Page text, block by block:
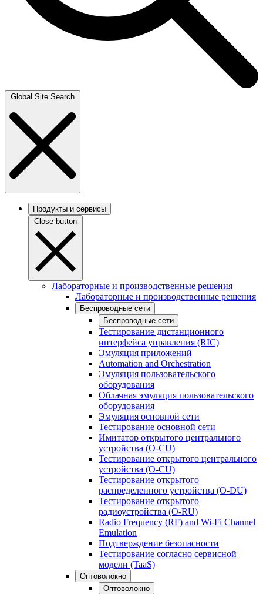
Global Site Search
Продукты и сервисы
Close button
Лабораторные и производственные решения
Лабораторные и производственные решения
Беспроводные сети
Беспроводные сети
Тестирование дистанционного
интерфейса управления (RIC)
Эмуляция приложений
Automation and Orchestration
Эмуляция пользовательского
оборудования
Облачная эмуляция пользовательского
оборудования
Эмуляция основной сети
Тестирование основной сети
Имитатор открытого центрального
устройства (O-CU)
Тестирование открытого центрального
устройства (O-CU)
Тестирование открытого
распределенного устройства (O-DU)
Тестирование открытого
радиоустройства (O-RU)
Radio Frequency (RF) and Wi-Fi Channel
Emulation
Подтверждение безопасности
Тестирование согласно сервисной
модели (TaaS)
Оптоволокно
Оптоволокно